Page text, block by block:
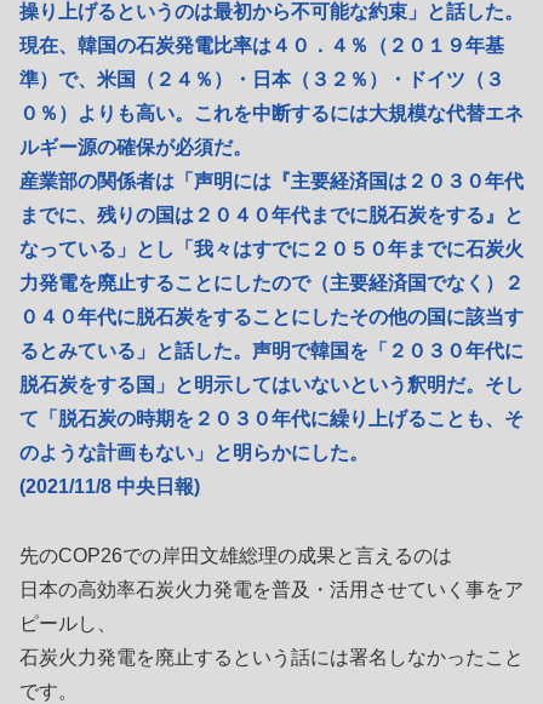
操り上げるというのは最初から不可能な約束」と話した。
現在、韓国の石炭発電比率は４０．４％（２０１９年基
準）で、米国（２４％）・日本（３２％）・ドイツ（３
０％）よりも高い。これを中断するには大規模な代替エネ
ルギー源の確保が必須だ。
産業部の関係者は「声明には『主要経済国は２０３０年代
までに、残りの国は２０４０年代までに脱石炭をする』と
なっている」とし「我々はすでに２０５０年までに石炭火
力発電を廃止することにしたので（主要経済国でなく）２
０４０年代に脱石炭をすることにしたその他の国に該当す
るとみている」と話した。声明で韓国を「２０３０年代に
脱石炭をする国」と明示してはいないという釈明だ。そし
て「脱石炭の時期を２０３０年代に繰り上げることも、そ
のような計画もない」と明らかにした。
(2021/11/8 中央日報)
先のCOP26での岸田文雄総理の成果と言えるのは
日本の高効率石炭火力発電を普及・活用させていく事をア
ピールし、
石炭火力発電を廃止するという話には署名しなかったこと
です。